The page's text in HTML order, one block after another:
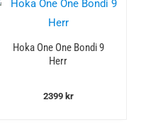
Hoka One One Bondi 9
Herr
2399 kr